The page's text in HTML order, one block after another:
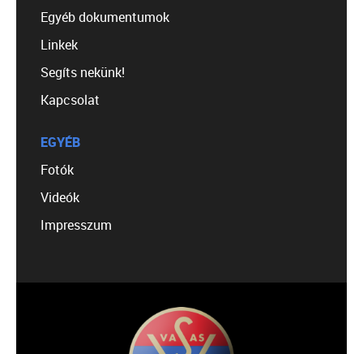
Egyéb dokumentumok
Linkek
Segíts nekünk!
Kapcsolat
EGYÉB
Fotók
Videók
Impresszum